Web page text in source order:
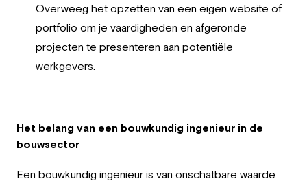
Overweeg het opzetten van een eigen website of
portfolio om je vaardigheden en afgeronde
projecten te presenteren aan potentiële
werkgevers.
Het belang van een bouwkundig ingenieur in de
bouwsector
Een bouwkundig ingenieur is van onschatbare waarde